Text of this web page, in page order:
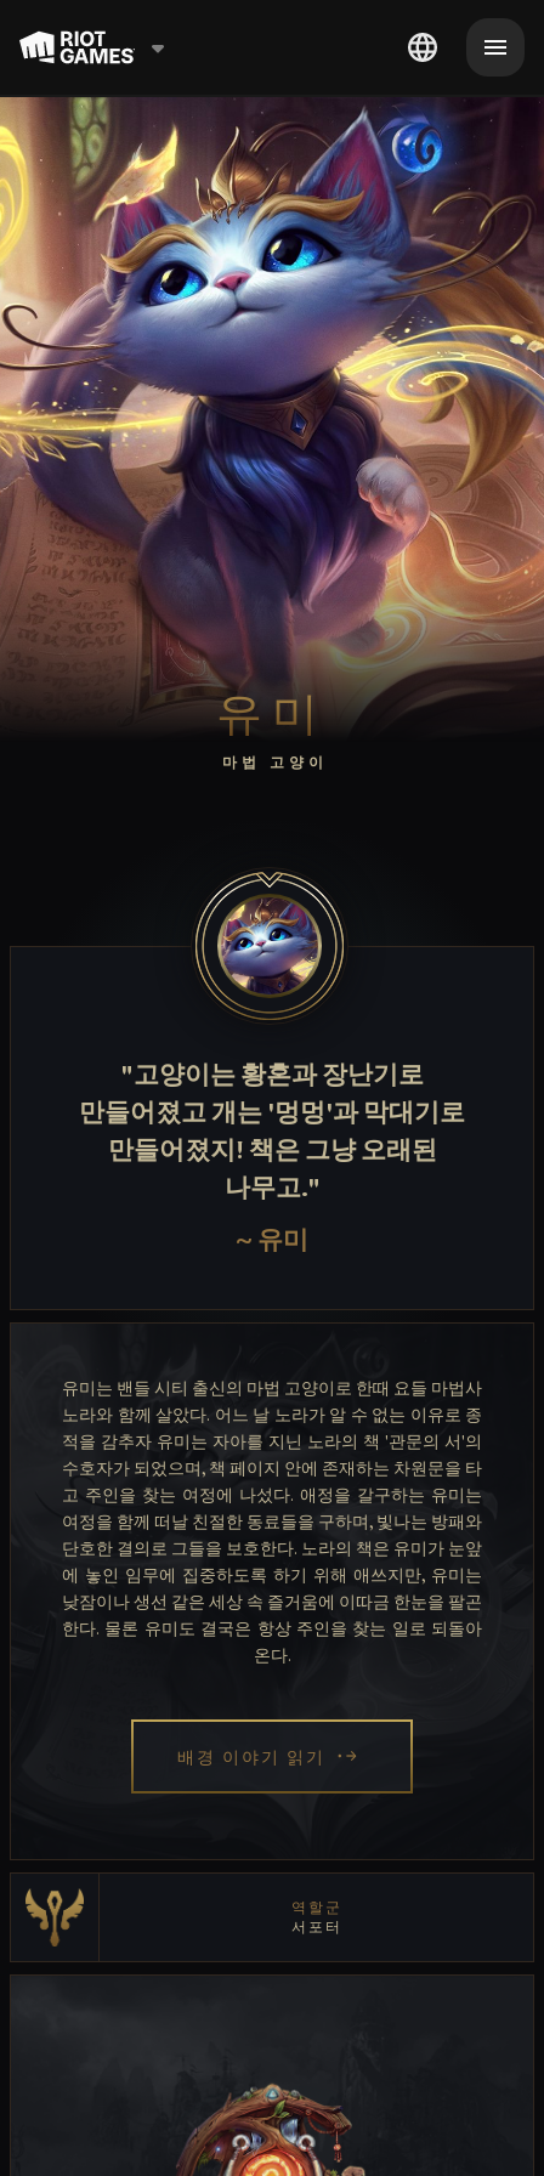
유미
마법 고양이
"고양이는 황혼과 장난기로
만들어졌고 개는 '멍멍'과 막대기로
만들어졌지! 책은 그냥 오래된
나무고."
~ 유미
유미는 밴들 시티 출신의 마법 고양이로 한때 요들 마법사
노라와 함께 살았다. 어느 날 노라가 알 수 없는 이유로 종
적을 감추자 유미는 자아를 지닌 노라의 책 '관문의 서'의
수호자가 되었으며, 책 페이지 안에 존재하는 차원문을 타
고 주인을 찾는 여정에 나섰다. 애정을 갈구하는 유미는
여정을 함께 떠날 친절한 동료들을 구하며, 빛나는 방패와
단호한 결의로 그들을 보호한다. 노라의 책은 유미가 눈앞
에 놓인 임무에 집중하도록 하기 위해 애쓰지만, 유미는
낮잠이나 생선 같은 세상 속 즐거움에 이따금 한눈을 팔곤
한다. 물론 유미도 결국은 항상 주인을 찾는 일로 되돌아
온다.
배경 이야기 읽기
역할군
서포터